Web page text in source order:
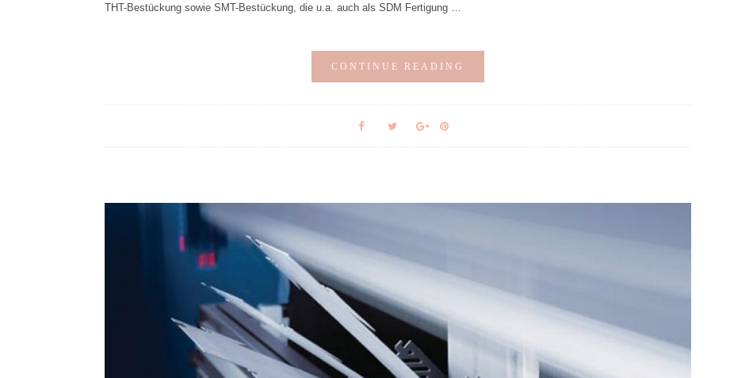
THT-Bestückung sowie SMT-Bestückung, die u.a. auch als SDM Fertigung …
CONTINUE READING